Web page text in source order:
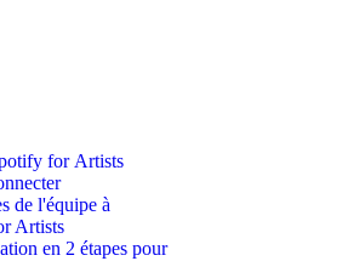
for Artists
de l'équipe à
Artists
en 2 étapes pour